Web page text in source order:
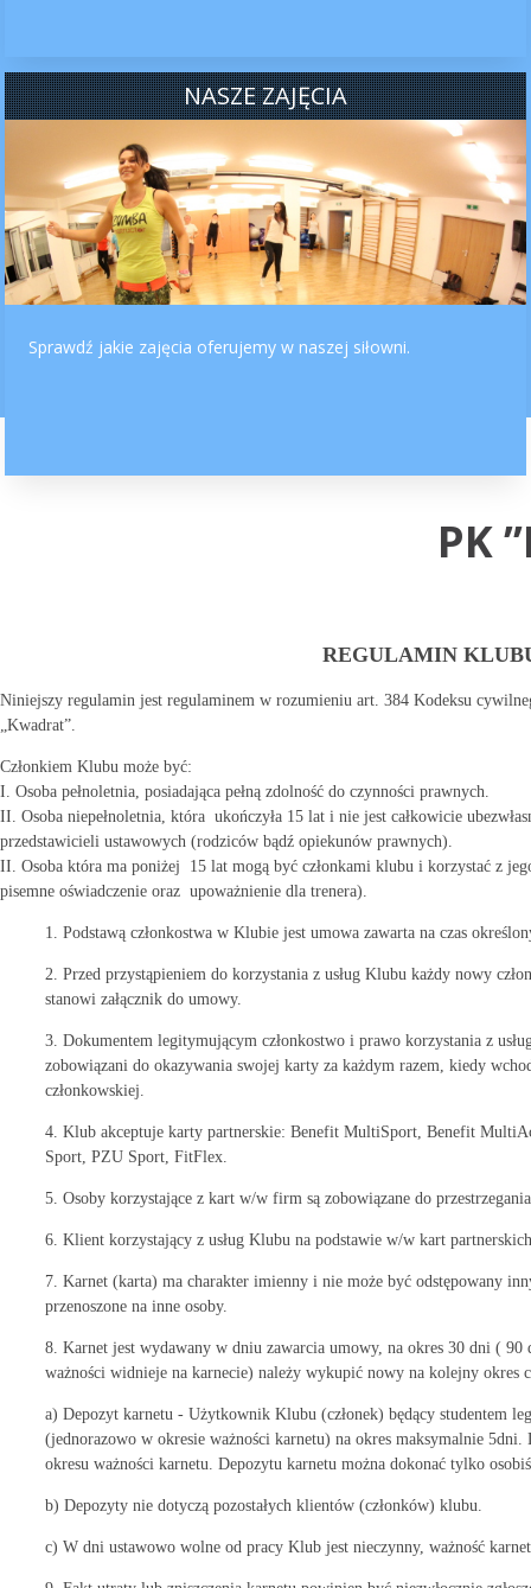
NASZE ZAJĘCIA
Sprawdź jakie zajęcia oferujemy w naszej siłowni.
PK
REGULAMIN
Niniejszy regulamin jest regulaminem w rozumieniu art. 384 Kodeksu
„Kwadrat”.
Członkiem Klubu może być:
I. Osoba pełnoletnia, posiadająca pełną zdolność do czynności prawnych.
II. Osoba niepełnoletnia, która ukończyła 15 lat i nie jest całkowicie
przedstawicieli ustawowych (rodziców bądź opiekunów prawnych).
II. Osoba która ma poniżej 15 lat mogą być członkami klubu i korzystać z
pisemne oświadczenie oraz upoważnienie dla trenera).
1. Podstawą członkostwa w Klubie jest umowa zawarta na czas
2. Przed przystąpieniem do korzystania z usług Klubu każdy nowy
stanowi załącznik do umowy.
3. Dokumentem legitymującym członkostwo i prawo korzystania z
zobowiązani do okazywania swojej karty za każdym razem, kiedy
członkowskiej.
4. Klub akceptuje karty partnerskie: Benefit MultiSport, Benefit
Sport, PZU Sport, FitFlex.
5. Osoby korzystające z kart w/w firm są zobowiązane do
6. Klient korzystający z usług Klubu na podstawie w/w kart
7. Karnet (karta) ma charakter imienny i nie może być odstępowany
przenoszone na inne osoby.
8. Karnet jest wydawany w dniu zawarcia umowy, na okres 30 dni (
ważności widnieje na karnecie) należy wykupić nowy na kolejny okres
a) Depozyt karnetu - Użytkownik Klubu (członek) będący studentem
(jednorazowo w okresie ważności karnetu) na okres maksymalnie
okresu ważności karnetu. Depozytu karnetu można dokonać tylko
b) Depozyty nie dotyczą pozostałych klientów (członków) klubu.
c) W dni ustawowo wolne od pracy Klub jest nieczynny, ważność